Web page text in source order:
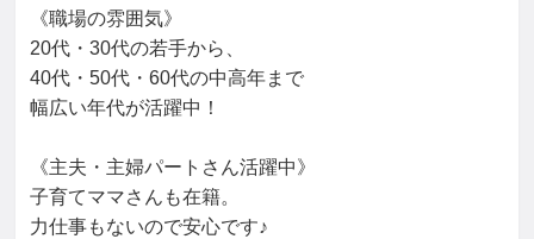
《職場の雰囲気》
20代・30代の若手から、
40代・50代・60代の中高年まで
幅広い年代が活躍中！
《主夫・主婦パートさん活躍中》
子育てママさんも在籍。
力仕事もないので安心です♪